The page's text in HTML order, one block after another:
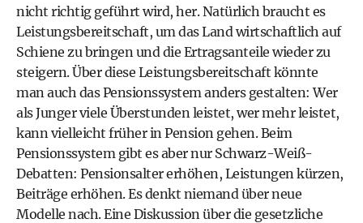
nicht richtig geführt wird, her. Natürlich braucht es
Leistungsbereitschaft, um das Land wirtschaftlich auf
Schiene zu bringen und die Ertragsanteile wieder zu
steigern. Über diese Leistungsbereitschaft könnte
man auch das Pensionssystem anders gestalten: Wer
als Junger viele Überstunden leistet, wer mehr leistet,
kann vielleicht früher in Pension gehen. Beim
Pensionssystem gibt es aber nur Schwarz-Weiß-
Debatten: Pensionsalter erhöhen, Leistungen kürzen,
Beiträge erhöhen. Es denkt niemand über neue
Modelle nach. Eine Diskussion über die gesetzliche